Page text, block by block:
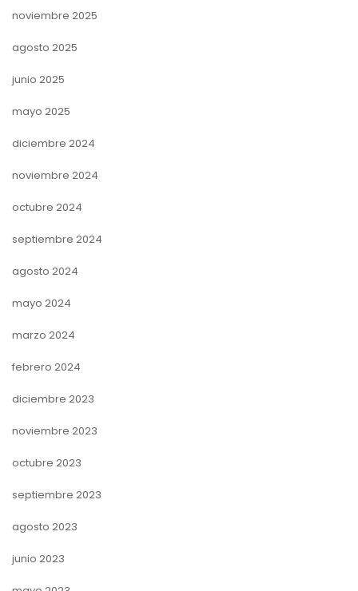
noviembre 2025
agosto 2025
junio 2025
mayo 2025
diciembre 2024
noviembre 2024
octubre 2024
septiembre 2024
agosto 2024
mayo 2024
marzo 2024
febrero 2024
diciembre 2023
noviembre 2023
octubre 2023
septiembre 2023
agosto 2023
junio 2023